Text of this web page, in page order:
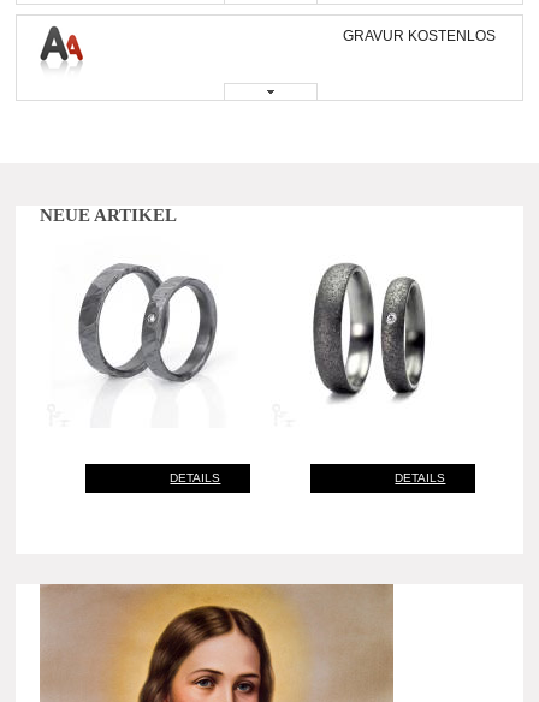
GRAVUR KOSTENLOS
NEUE ARTIKEL
DETAILS DETAILS